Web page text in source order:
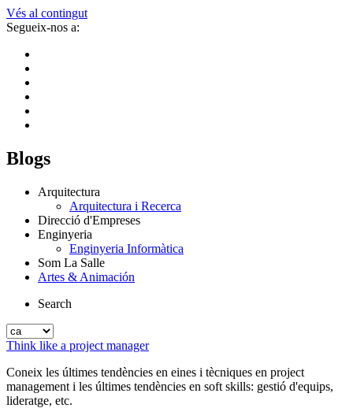
Vés al contingut
Segueix-nos a:
Blogs
Arquitectura
Arquitectura i Recerca
Direcció d'Empreses
Enginyeria
Enginyeria Informàtica
Som La Salle
Artes & Animación
Search
Think like a project manager
Coneix les últimes tendències en eines i tècniques en project
management i les últimes tendències en soft skills: gestió d'equips,
lideratge, etc.